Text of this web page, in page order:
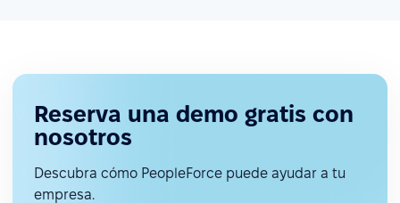
Reserva una demo gratis con
nosotros
Descubra cómo PeopleForce puede ayudar a tu
empresa.